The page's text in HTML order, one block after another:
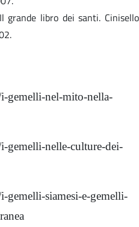
grande libro dei santi. Cinisello
gemelli-nel-mito-nella-
gemelli-nelle-culture-dei-
gemelli-siamesi-e-gemelli-